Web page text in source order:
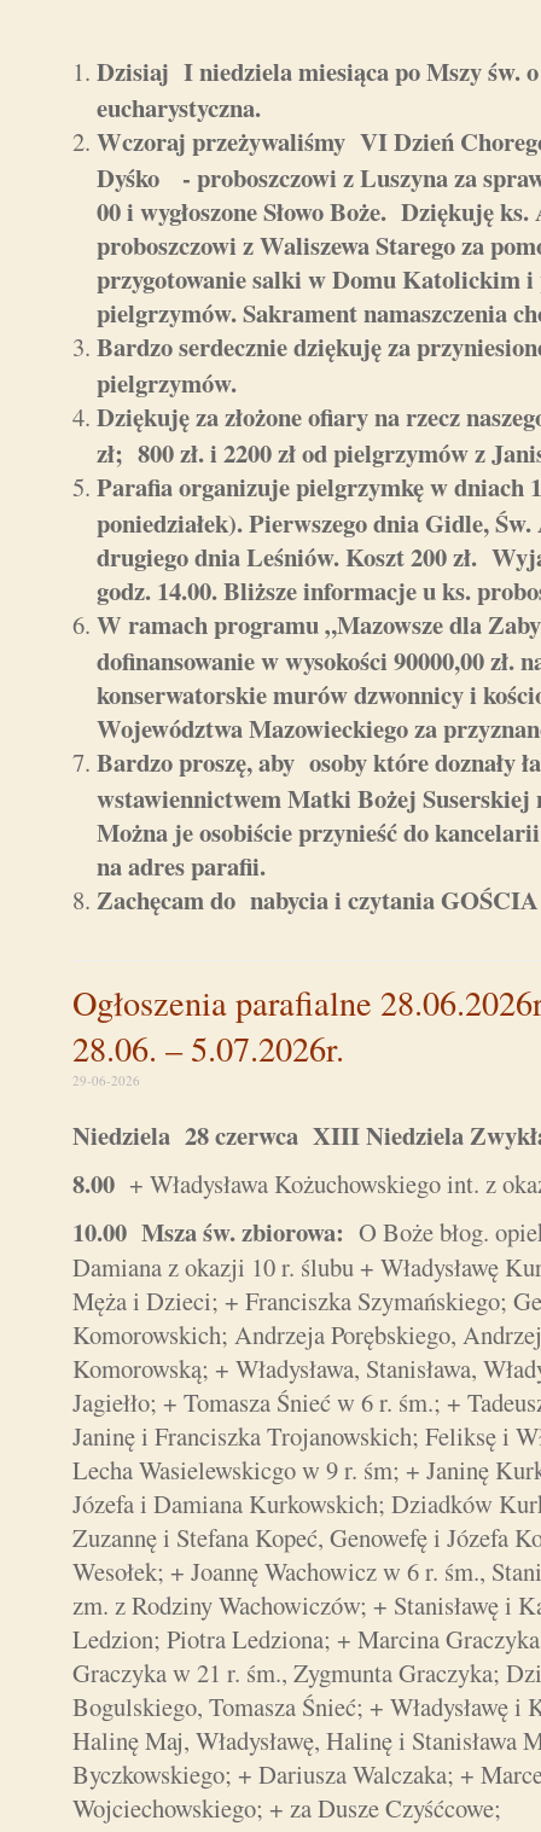
Dzisiaj I niedziela miesiąca po Mszy św.
eucharystyczna.
Wczoraj przeżywaliśmy VI Dzień
Dyśko - proboszczowi z Luszyna za
00 i wygłoszone Słowo Boże. Dziękuję
proboszczowi z Waliszewa Starego za
przygotowanie salki w Domu Katolickim i
pielgrzymów. Sakrament namaszczenia
Bardzo serdecznie dziękuję za
pielgrzymów.
Dziękuję za złożone ofiary na rzecz
zł; 800 zł. i 2200 zł od pielgrzymów z
Parafia organizuje pielgrzymkę w dniach
poniedziałek). Pierwszego dnia Gidle,
drugiego dnia Leśniów. Koszt 200 zł.
godz. 14.00. Bliższe informacje u ks.
W ramach programu „Mazowsze dla
dofinansowanie w wysokości 90000,00 zł.
konserwatorskie murów dzwonnicy i
Województwa Mazowieckiego za
Bardzo proszę, aby osoby które doznały
wstawiennictwem Matki Bożej Suserskiej
Można je osobiście przynieść do
na adres parafii.
Zachęcam do nabycia i czytania
Ogłoszenia parafialne
28.06. – 5.07.2026r.
29-06-2026
Niedziela 28 czerwca XIII Niedziela
8.00 + Władysława Kożuchowskiego int. z
10.00 Msza św. zbiorowa: O Boże błog.
Damiana z okazji 10 r. ślubu + Władysławę
Męża i Dzieci; + Franciszka Szymańskiego;
Komorowskich; Andrzeja Porębskiego,
Komorowską; + Władysława, Stanisława,
Jagiełło; + Tomasza Śnieć w 6 r. śm.; +
Janinę i Franciszka Trojanowskich; Feliksę i
Lecha Wasielewskicgo w 9 r. śm; + Janinę
Józefa i Damiana Kurkowskich; Dziadków
Zuzannę i Stefana Kopeć, Genowefę i Józefa
Wesołek; + Joannę Wachowicz w 6 r. śm.,
zm. z Rodziny Wachowiczów; + Stanisławę i
Ledzion; Piotra Ledziona; + Marcina
Graczyka w 21 r. śm., Zygmunta Graczyka;
Bogulskiego, Tomasza Śnieć; + Władysławę i
Halinę Maj, Władysławę, Halinę i Stanisława
Byczkowskiego; + Dariusza Walczaka; +
Wojciechowskiego; + za Dusze Czyśćcowe;